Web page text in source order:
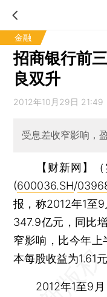
金融
招商银行前
良双升
2012年10月29日 21:49
受息差收窄影响，
【财新网】
(600036.SH/
报，称2012年1至
347.9亿元，同比
窄影响，比今年上
本每股收益为1.61元
2012年1至9月